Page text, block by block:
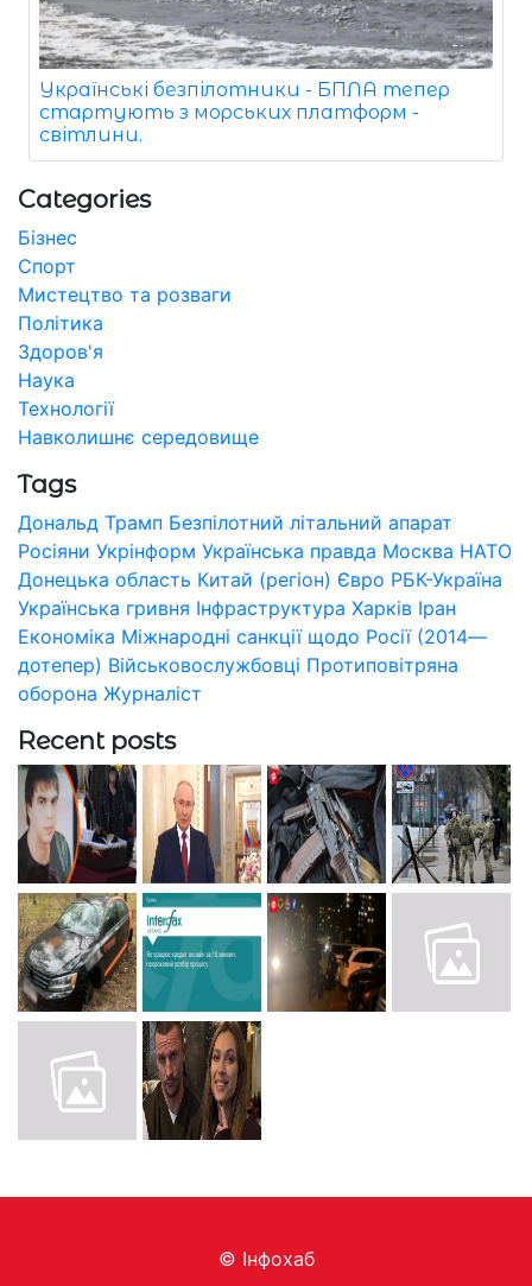
Українські безпілотники - БПЛА тепер
стартують з морських платформ -
світлини.
Categories
Бізнес
Спорт
Мистецтво та розваги
Політика
Здоров'я
Наука
Технології
Навколишнє середовище
Tags
Дональд Трамп Безпілотний літальний апарат
Росіяни Укрінформ Українська правда Москва НАТО
Донецька область Китай (регіон) Євро РБК-Україна
Українська гривня Інфраструктура Харків Іран
Економіка Міжнародні санкції щодо Росії (2014—
дотепер) Військовослужбовці Протиповітряна
оборона Журналіст
Recent posts
© Інфохаб